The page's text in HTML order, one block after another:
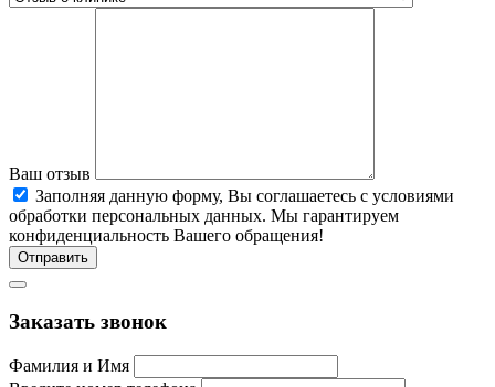
Ваш отзыв
Заполняя данную форму, Вы соглашаетесь c условиями
обработки персональных данных. Мы гарантируем
конфиденциальность Вашего обращения!
Отправить
Заказать звонок
Фамилия и Имя